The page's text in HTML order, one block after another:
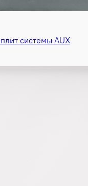
системы AUX